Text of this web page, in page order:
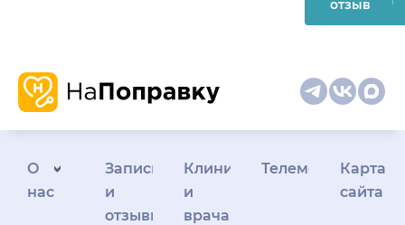
отзыв
О
нас
Запись
и
отзывы
Клиникам
и
врачам
Телемедицина
Карта
сайта